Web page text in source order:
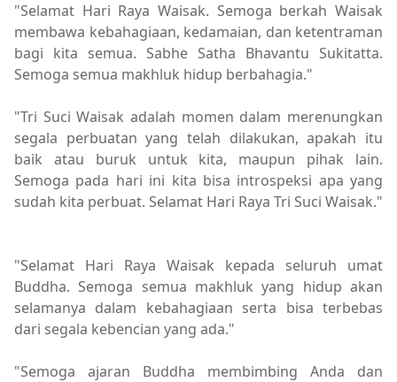
"Selamat Hari Raya Waisak. Semoga berkah Waisak
membawa kebahagiaan, kedamaian, dan ketentraman
bagi kita semua. Sabhe Satha Bhavantu Sukitatta.
Semoga semua makhluk hidup berbahagia."
"Tri Suci Waisak adalah momen dalam merenungkan
segala perbuatan yang telah dilakukan, apakah itu
baik atau buruk untuk kita, maupun pihak lain.
Semoga pada hari ini kita bisa introspeksi apa yang
sudah kita perbuat. Selamat Hari Raya Tri Suci Waisak."
"Selamat Hari Raya Waisak kepada seluruh umat
Buddha. Semoga semua makhluk yang hidup akan
selamanya dalam kebahagiaan serta bisa terbebas
dari segala kebencian yang ada."
"Semoga ajaran Buddha membimbing Anda dan